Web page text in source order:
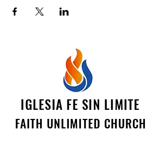
IGLESIA FE SIN LIMITE
FAITH UNLIMITED CHURCH